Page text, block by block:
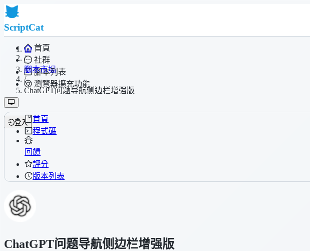
ScriptCat
首頁
社群
腳本列表
瀏覽器擴充功能
登入
/
腳本市場
/
ChatGPT问题导航侧边栏增强版
首頁
程式碼
回饋
評分
版本列表
ChatGPT问题导航侧边栏增强版